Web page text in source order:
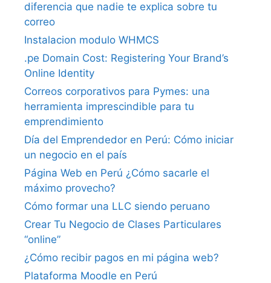
diferencia que nadie te explica sobre tu
correo
Instalacion modulo WHMCS
.pe Domain Cost: Registering Your Brand’s
Online Identity
Correos corporativos para Pymes: una
herramienta imprescindible para tu
emprendimiento
Día del Emprendedor en Perú: Cómo iniciar
un negocio en el país
Página Web en Perú ¿Cómo sacarle el
máximo provecho?
Cómo formar una LLC siendo peruano
Crear Tu Negocio de Clases Particulares
“online”
¿Cómo recibir pagos en mi página web?
Plataforma Moodle en Perú